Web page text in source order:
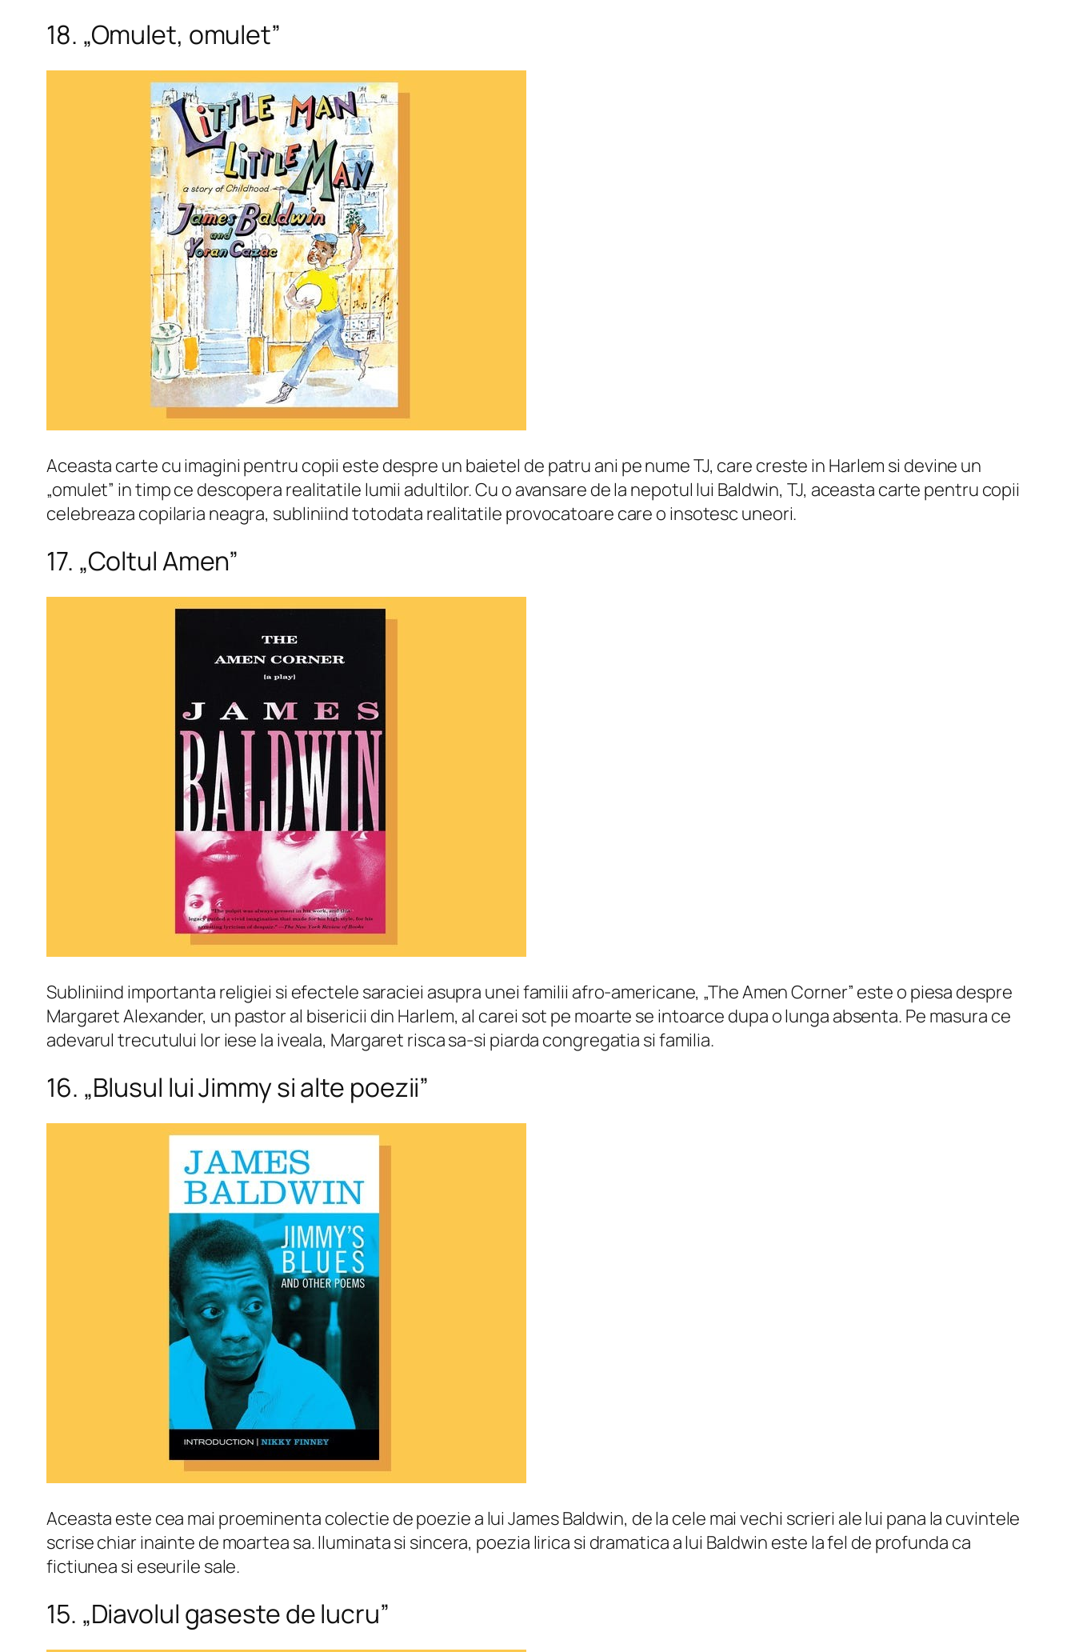
18. „Omulet, omulet”
Aceasta carte cu imagini pentru copii este despre un baietel de patru ani pe nume TJ, care creste in Harlem si devine un
„omulet” in timp ce descopera realitatile lumii adultilor. Cu o avansare de la nepotul lui Baldwin, TJ, aceasta carte pentru copii
celebreaza copilaria neagra, subliniind totodata realitatile provocatoare care o insotesc uneori.
17. „Coltul Amen”
Subliniind importanta religiei si efectele saraciei asupra unei familii afro-americane, „The Amen Corner” este o piesa despre
Margaret Alexander, un pastor al bisericii din Harlem, al carei sot pe moarte se intoarce dupa o lunga absenta. Pe masura ce
adevarul trecutului lor iese la iveala, Margaret risca sa-si piarda congregatia si familia.
16. „Blusul lui Jimmy si alte poezii”
Aceasta este cea mai proeminenta colectie de poezie a lui James Baldwin, de la cele mai vechi scrieri ale lui pana la cuvintele
scrise chiar inainte de moartea sa. Iluminata si sincera, poezia lirica si dramatica a lui Baldwin este la fel de profunda ca
fictiunea si eseurile sale.
15. „Diavolul gaseste de lucru”